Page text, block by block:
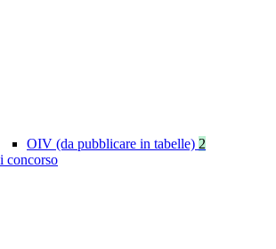
OIV (da pubblicare in tabelle) 2
concorso